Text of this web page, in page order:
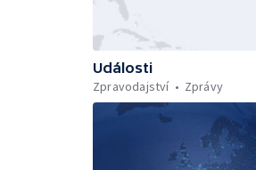
Události
Zpravodajství
Zprávy